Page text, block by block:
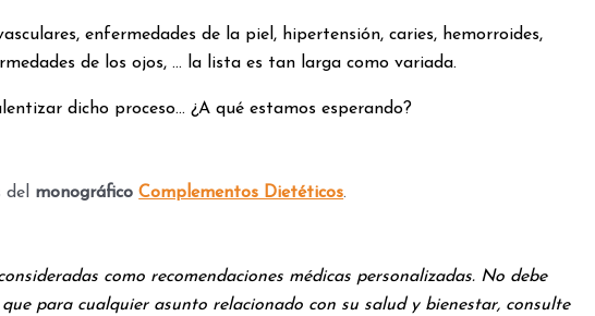
enfermedades de la piel, hipertensión, caries, hemorroides,
de los ojos, … la lista es tan larga como variada.
dicho proceso… ¿A qué estamos esperando?
del monográficoComplementos Dietéticos.
como recomendaciones médicas personalizadas. No debe
para cualquier asunto relacionado con su salud y bienestar, consulte